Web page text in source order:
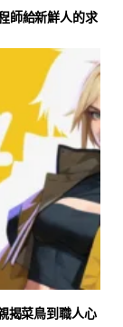
師給新鮮人的求
揭菜鳥到職人心